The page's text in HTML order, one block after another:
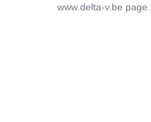
www.delta-v.be page.